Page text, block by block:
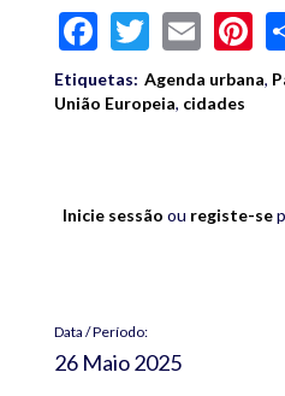
Facebook
Twitter
Etiquetas: Agenda urbana,
União Europeia, cidades
Inicie sessão ou registe-se
Data / Período:
26 Maio 2025